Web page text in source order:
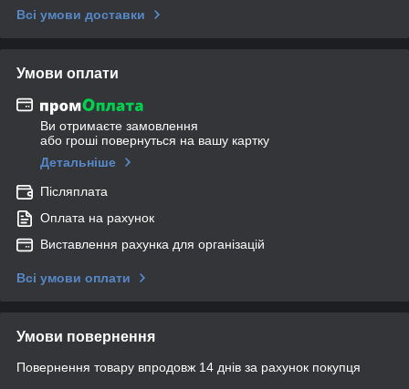
Всі умови доставки
Умови оплати
Ви отримаєте замовлення
або гроші повернуться на вашу картку
Детальніше
Післяплата
Оплата на рахунок
Виставлення рахунка для організацій
Всі умови оплати
Умови повернення
Повернення товару впродовж 14 днів за рахунок покупця